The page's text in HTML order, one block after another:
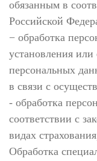
обязанным в
Российской
− обработка
установления или
персональных
в связи с
- обработка
соответствии с
видах
Обработка